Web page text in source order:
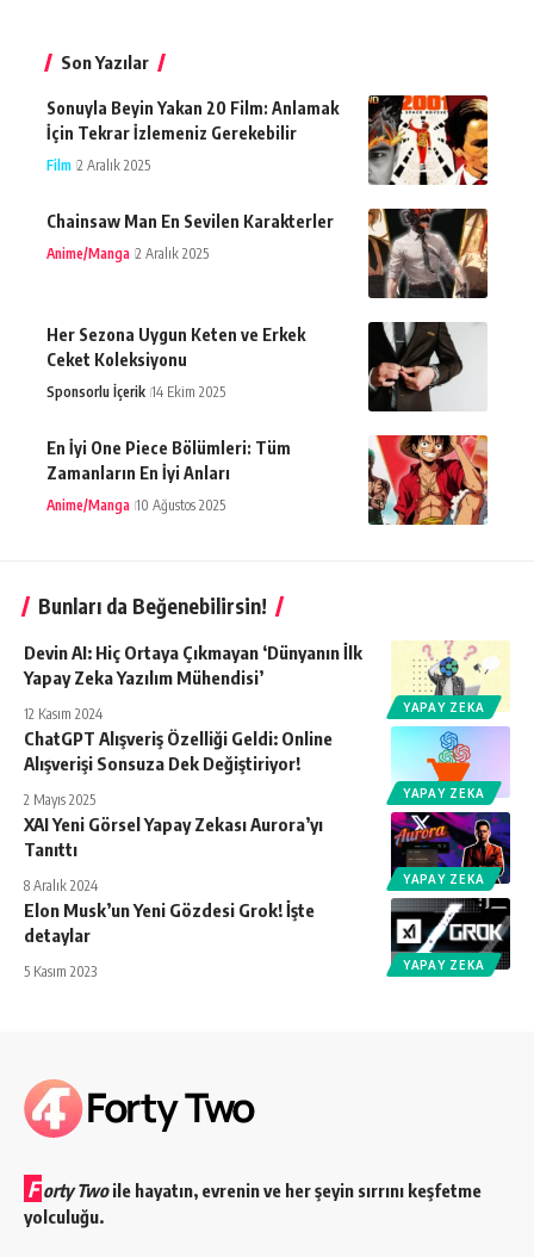
Son Yazılar
Sonuyla Beyin Yakan 20 Film: Anlamak
İçin Tekrar İzlemeniz Gerekebilir
Film 2 Aralık 2025
Chainsaw Man En Sevilen Karakterler
Anime/Manga 2 Aralık 2025
Her Sezona Uygun Keten ve Erkek
Ceket Koleksiyonu
Sponsorlu İçerik 14 Ekim 2025
En İyi One Piece Bölümleri: Tüm
Zamanların En İyi Anları
Anime/Manga 10 Ağustos 2025
Bunları da Beğenebilirsin!
YAPAY ZEKA
Devin AI: Hiç Ortaya Çıkmayan ‘Dünyanın İlk
Yapay Zeka Yazılım Mühendisi’
12 Kasım 2024
YAPAY ZEKA
ChatGPT Alışveriş Özelliği Geldi: Online
Alışverişi Sonsuza Dek Değiştiriyor!
2 Mayıs 2025
YAPAY ZEKA
XAI Yeni Görsel Yapay Zekası Aurora’yı
Tanıttı
8 Aralık 2024
YAPAY ZEKA
Elon Musk’un Yeni Gözdesi Grok! İşte
detaylar
5 Kasım 2023
F orty Twoile hayatın, evrenin ve her şeyin sırrını keşfetme
yolculuğu.